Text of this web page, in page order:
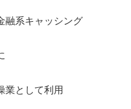
融系キャッシング
業として利用